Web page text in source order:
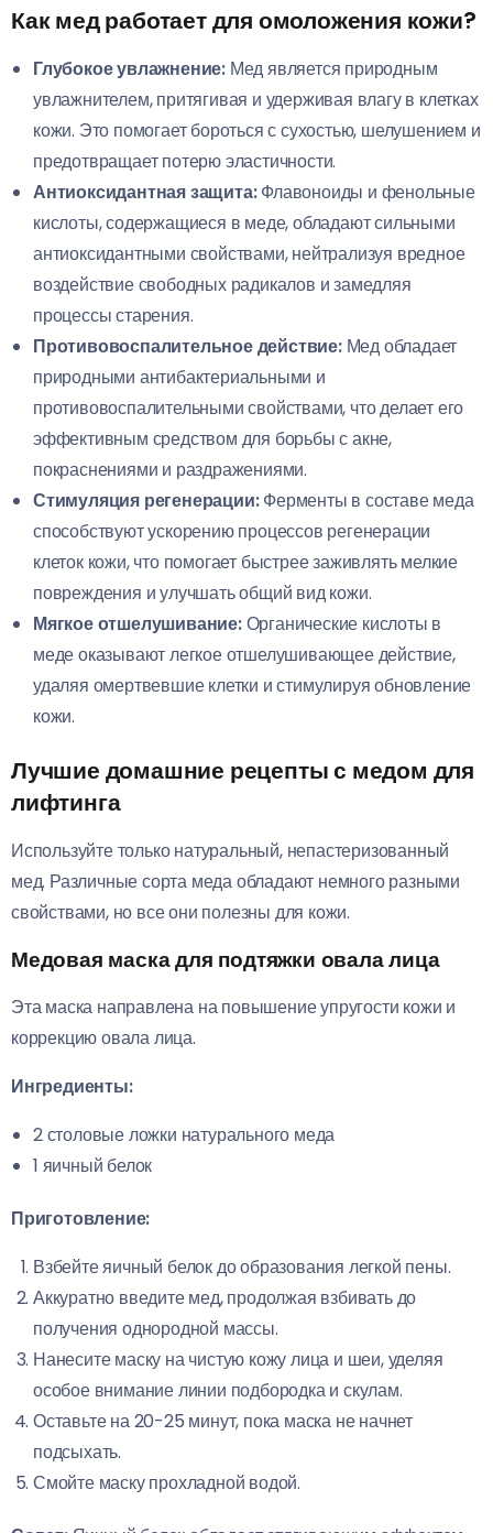
Как мед работает для омоложения кожи?
Глубокое увлажнение: Мед является природным
увлажнителем, притягивая и удерживая влагу в клетках
кожи. Это помогает бороться с сухостью, шелушением и
предотвращает потерю эластичности.
Антиоксидантная защита:Флавоноиды и фенольные
кислоты, содержащиеся в меде, обладают сильными
антиоксидантными свойствами, нейтрализуя вредное
воздействие свободных радикалов и замедляя
процессы старения.
Противовоспалительное действие:Мед обладает
природными антибактериальными и
противовоспалительными свойствами, что делает его
эффективным средством для борьбы с акне,
покраснениями и раздражениями.
Стимуляция регенерации:Ферменты в составе меда
способствуют ускорению процессов регенерации
клеток кожи, что помогает быстрее заживлять мелкие
повреждения и улучшать общий вид кожи.
Мягкое отшелушивание:Органические кислоты в
меде оказывают легкое отшелушивающее действие,
удаляя омертвевшие клетки и стимулируя обновление
кожи.
Лучшие домашние рецепты с медом для
лифтинга
Используйте только натуральный, непастеризованный
мед. Различные сорта меда обладают немного разными
свойствами, но все они полезны для кожи.
Медовая маска для подтяжки овала лица
Эта маска направлена на повышение упругости кожи и
коррекцию овала лица.
Ингредиенты:
2 столовые ложки натурального меда
1 яичный белок
Приготовление:
Взбейте яичный белок до образования легкой пены.
Аккуратно введите мед, продолжая взбивать до
получения однородной массы.
Нанесите маску на чистую кожу лица и шеи, уделяя
особое внимание линии подбородка и скулам.
Оставьте на 20-25 минут, пока маска не начнет
подсыхать.
Смойте маску прохладной водой.